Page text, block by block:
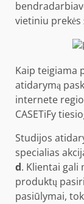
vietiniu prekės
Kaip teigiama
atidarymą
internete
CASETiFy
Studijos
specialias
d. Klientai gali
produktų
pasiūlymai,